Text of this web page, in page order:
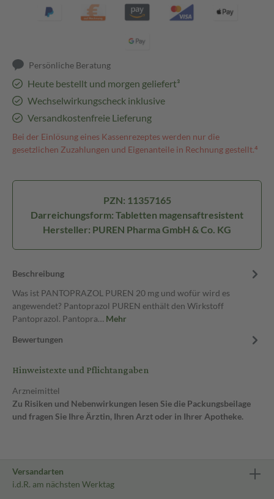
Persönliche Beratung
Heute bestellt und morgen geliefert³
Wechselwirkungscheck inklusive
Versandkostenfreie Lieferung
Bei der Einlösung eines Kassenrezeptes werden nur die
gesetzlichen Zuzahlungen und Eigenanteile in Rechnung gestellt.⁴
PZN: 11357165
Darreichungsform: Tabletten magensaftresistent
Hersteller: PUREN Pharma GmbH & Co. KG
Beschreibung
Was ist PANTOPRAZOL PUREN 20 mg und wofür wird es
angewendet? Pantoprazol PUREN enthält den Wirkstoff
Pantoprazol. Pantopra… Mehr
Bewertungen
Hinweistexte und Pflichtangaben
Arzneimittel
Zu Risiken und Nebenwirkungen lesen Sie die Packungsbeilage
und fragen Sie Ihre Ärztin, Ihren Arzt oder in Ihrer Apotheke.
Versandarten
i.d.R. am nächsten Werktag